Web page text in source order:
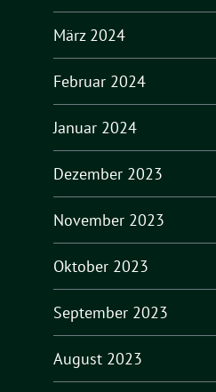
März 2024
Februar 2024
Januar 2024
Dezember 2023
November 2023
Oktober 2023
September 2023
August 2023